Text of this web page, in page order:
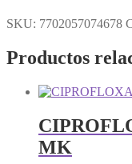
SKU: 7702057074678
Productos
MK